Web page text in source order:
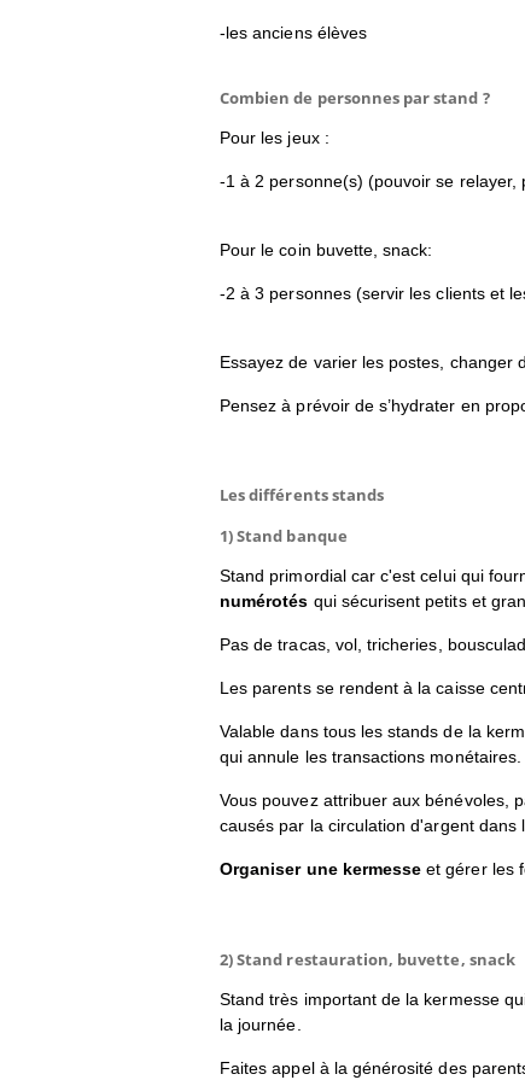
-les anciens élèves
Combien de personnes par stand ?
Pour les jeux :
-1 à 2 personne(s) (pouvoir se relayer,
Pour le coin buvette, snack:
-2 à 3 personnes (servir les clients et
Essayez de varier les postes, changer
Pensez à prévoir de s’hydrater en
Les différents stands
1) Stand banque
Stand primordial car c'est celui qui
numérotés qui sécurisent petits et
Pas de tracas, vol, tricheries,
Les parents se rendent à la caisse
Valable dans tous les stands de la
qui annule les transactions monétaires.
Vous pouvez attribuer aux bénévoles,
causés par la circulation d'argent dans
Organiser une kermesse et gérer les
2) Stand restauration, buvette, snack
Stand très important de la kermesse
la journée.
Faites appel à la générosité des